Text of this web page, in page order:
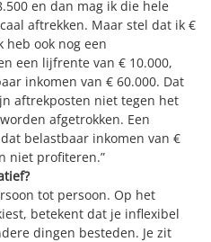
en dan mag ik die hele
aftrekken. Maar stel dat ik €
heb ook nog een
een lijfrente van € 10.000,
inkomen van € 60.000. Dat
aftrekposten niet tegen het
afgetrokken. Een
belastbaar inkomen van €
niet profiteren.”
tot persoon. Op het
betekent dat je inflexibel
dingen besteden. Je zit